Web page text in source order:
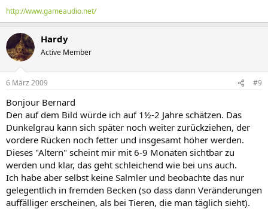
http://www.gameaudio.net/
Hardy
Active Member
6 März 2009 #9
Bonjour Bernard
Den auf dem Bild würde ich auf 1½-2 Jahre schätzen. Das
Dunkelgrau kann sich später noch weiter zurückziehen, der
vordere Rücken noch fetter und insgesamt höher werden.
Dieses "Altern" scheint mir mit 6-9 Monaten sichtbar zu
werden und klar, das geht schleichend wie bei uns auch.
Ich habe aber selbst keine Salmler und beobachte das nur
gelegentlich in fremden Becken (so dass dann Veränderungen
auffälliger erscheinen, als bei Tieren, die man täglich sieht).